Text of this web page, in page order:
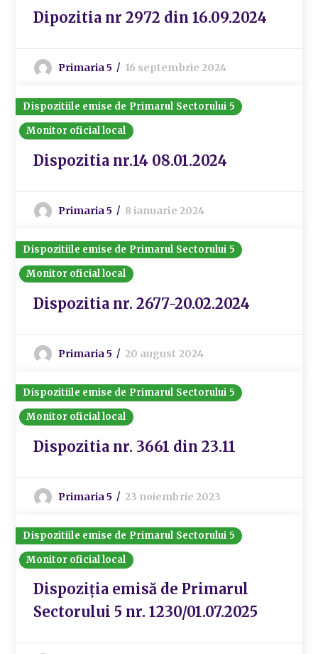
Dipozitia nr 2972 din 16.09.2024
Primaria 5 16 septembrie 2024
Dispozitiile emise de Primarul Sectorului 5
Monitor oficial local
Dispozitia nr.14 08.01.2024
Primaria 5 8 ianuarie 2024
Dispozitiile emise de Primarul Sectorului 5
Monitor oficial local
Dispozitia nr. 2677-20.02.2024
Primaria 5 20 august 2024
Dispozitiile emise de Primarul Sectorului 5
Monitor oficial local
Dispozitia nr. 3661 din 23.11
Primaria 5 23 noiembrie 2023
Dispozitiile emise de Primarul Sectorului 5
Monitor oficial local
Dispoziția emisă de Primarul
Sectorului 5 nr. 1230/01.07.2025